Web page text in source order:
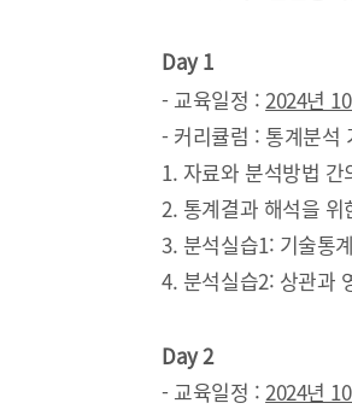
Day 1
- 교육일정 :2024년
- 커리큘럼 :
1. 자료와 분석
2. 통계결과
3. 분석실습1: 기술통
4. 분석실습2: 상관과
Day 2
- 교육일정 :2024년